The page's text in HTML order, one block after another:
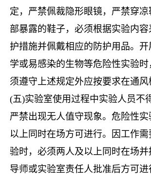
定，严禁佩裁隐形眼镜，严禁穿
部暴露的鞋子，必须根据实验内
护措施并佩戴相应的防护用品。
学或易感染的生物等危险性实验
须遵守上述规定外应按要求在通风
(五)实验室使用过程中实验人员不
严禁出现无人值守现象。危险性
以上同时在场方可进行。因工作
验时，必须两人及以上同时在场并
导师或实验室责任人批准后方可进